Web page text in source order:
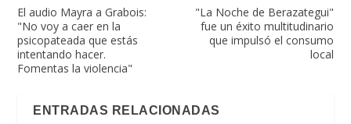
El audio Mayra a Grabois:
"No voy a caer en la
psicopateada que estás
intentando hacer.
Fomentas la violencia"
"La Noche de Berazategui"
fue un éxito multitudinario
que impulsó el consumo
local
ENTRADAS RELACIONADAS